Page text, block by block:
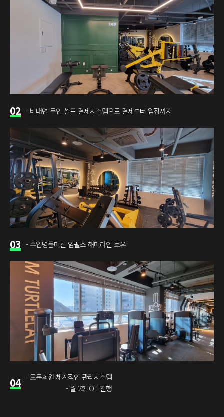
02 - 비대면 무인 셀프 결제시스템으로 결제부터 입장까지
03 - 수입명품머신 임펄스 해머라인 보유
04 - 모든회원 체계적인 관리시스템
- 월 2회 OT 진행